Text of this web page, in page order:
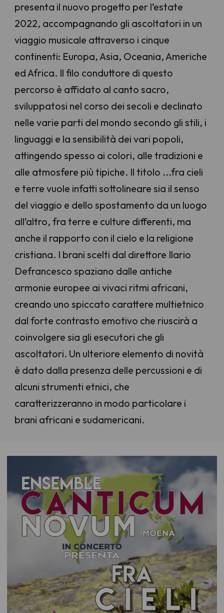
presenta il nuovo progetto per l’estate
2022, accompagnando gli ascoltatori in un
viaggio musicale attraverso i cinque
continenti: Europa, Asia, Oceania, Americhe
ed Africa. Il filo conduttore di questo
percorso è affidato al canto sacro,
sviluppatosi nel corso dei secoli e declinato
nelle varie parti del mondo secondo gli stili, i
linguaggi e la sensibilità dei vari popoli,
attingendo spesso ai colori, alle tradizioni e
alle atmosfere più tipiche. Il titolo ...fra cieli
e terre vuole infatti sottolineare sia il senso
del viaggio e dello spostamento da un luogo
all’altro, fra terre e culture differenti, ma
anche il rapporto con il cielo e la religione
cristiana. I brani scelti dal direttore Ilario
Defrancesco spaziano dalle antiche
armonie europee ai vivaci ritmi africani,
creando uno spiccato carattere multietnico
dal forte contrasto emotivo che riuscirà a
coinvolgere sia gli esecutori che gli
ascoltatori. Un ulteriore elemento di novità
è dato dalla presenza delle percussioni e di
alcuni strumenti etnici, che
caratterizzeranno in modo particolare i
brani africani e sudamericani.